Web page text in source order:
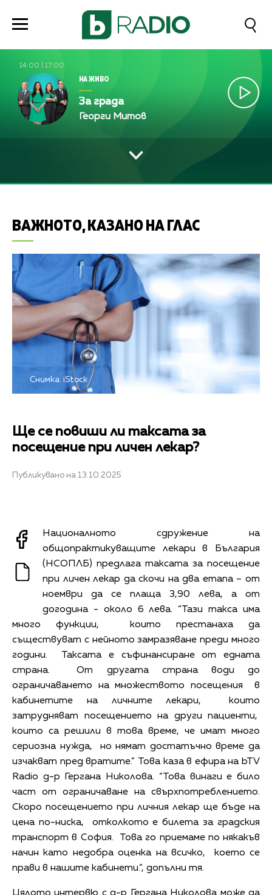
14:00 17:00
НА ЖИВО
За града
Георги Митов
ВАЖНОТО, КАЗАНО НА ГЛАС
Снимка: iStock
Ще се повиши ли таксата за
посещение при личен лекар?
Публикувано на 13.10.2025
Националното сдружение на
общопрактикуващите лекари в България
(НСОПЛБ) предлага таксата за посещение
при личен лекар да скочи на два етапа – от
ноември да се плаща 3,90 лева, а от
догодина - около 6 лева. “Тази такса има
много функции, които престанаха да
съществуват с нейното замразяване преди много
години. Таксата е съфинансиране от едната
страна. От другата страна води до
ограничаването на множеството посещения в
кабинетите на личните лекари, които
затрудняват посещението на други пациенти,
които са решили в това време, че имат много
сериозна нужда, но нямат достатъчно време да
изчакват пред вратите.” Това каза в ефира на bTV
Radio д-р Гергана Николова. “Това винаги е било
част от ограничаване на свърхпотреблението.
Скоро посещението при личния лекар ще бъде на
цена по-ниска, отколкото е билета за градския
транспорт в София. Това го приемаме по някакъв
начин като недобра оценка на всичко, което се
прави в нашите кабинети.”, допълни тя.